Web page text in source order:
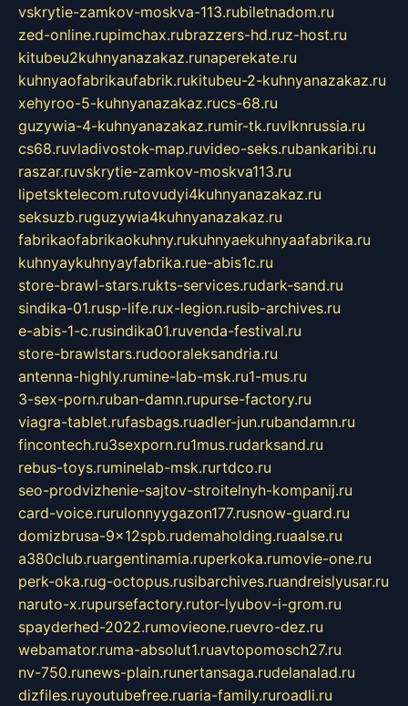
vskrytie-zamkov-moskva-113.rubiletnadom.ru
zed-online.rupimchax.rubrazzers-hd.ruz-host.ru
kitubeu2kuhnyanazakaz.runaperekate.ru
kuhnyaofabrikaufabrik.rukitubeu-2-kuhnyanazakaz.ru
xehyroo-5-kuhnyanazakaz.rucs-68.ru
guzywia-4-kuhnyanazakaz.rumir-tk.ruvlknrussia.ru
cs68.ruvladivostok-map.ruvideo-seks.rubankaribi.ru
raszar.ruvskrytie-zamkov-moskva113.ru
lipetsktelecom.rutovudyi4kuhnyanazakaz.ru
seksuzb.ruguzywia4kuhnyanazakaz.ru
fabrikaofabrikaokuhny.rukuhnyaekuhnyaafabrika.ru
kuhnyaykuhnyayfabrika.rue-abis1c.ru
store-brawl-stars.rukts-services.rudark-sand.ru
sindika-01.rusp-life.rux-legion.rusib-archives.ru
e-abis-1-c.rusindika01.ruvenda-festival.ru
store-brawlstars.rudooraleksandria.ru
antenna-highly.rumine-lab-msk.ru1-mus.ru
3-sex-porn.ruban-damn.rupurse-factory.ru
viagra-tablet.rufasbags.ruadler-jun.rubandamn.ru
fincontech.ru3sexporn.ru1mus.rudarksand.ru
rebus-toys.ruminelab-msk.rurtdco.ru
seo-prodvizhenie-sajtov-stroitelnyh-kompanij.ru
card-voice.rurulonnyygazon177.rusnow-guard.ru
domizbrusa-9x12spb.rudemaholding.ruaalse.ru
a380club.ruargentinamia.ruperkoka.rumovie-one.ru
perk-oka.rug-octopus.rusibarchives.ruandreislyusar.ru
naruto-x.rupursefactory.rutor-lyubov-i-grom.ru
spayderhed-2022.rumovieone.ruevro-dez.ru
webamator.ruma-absolut1.ruavtopomosch27.ru
nv-750.runews-plain.runertansaga.rudelanalad.ru
dizfiles.ruyoutubefree.ruaria-family.ruroadli.ru